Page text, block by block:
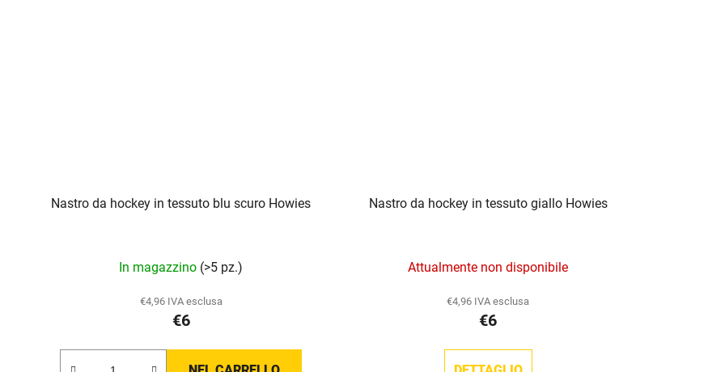
Nastro da hockey in tessuto blu scuro Howies
In magazzino (>5 pz.)
€4,96 IVA esclusa
€6
Nastro da hockey in tessuto giallo Howies
valutazione
media
del
è
Attualmente non disponibile
€4,96 IVA esclusa
€6